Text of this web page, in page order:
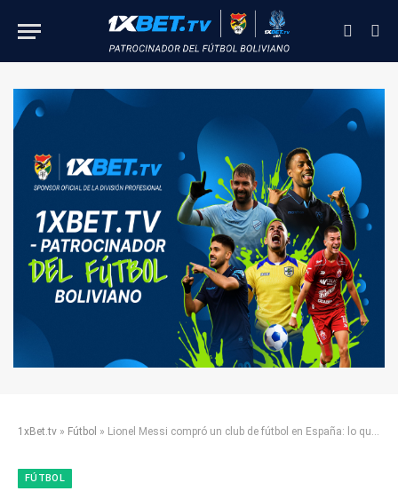
1xBet.tv » Fútbol » Lionel Messi compró un club de fútbol en España: lo que sabemos sobre UE Cornellá
FÚTBOL